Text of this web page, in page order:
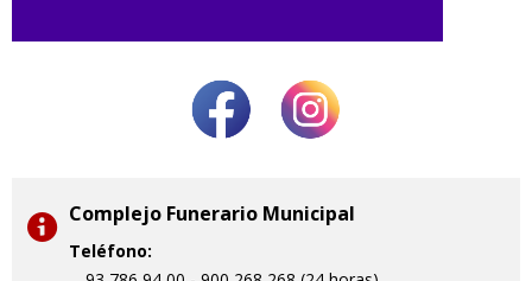
Complejo Funerario Municipal
Teléfono: